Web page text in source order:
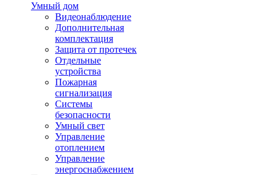
Умный дом
Видеонаблюдение
Дополнительная
комплектация
Защита от протечек
Отдельные
устройства
Пожарная
сигнализация
Системы
безопасности
Умный свет
Управление
отоплением
Управление
энергоснабжением